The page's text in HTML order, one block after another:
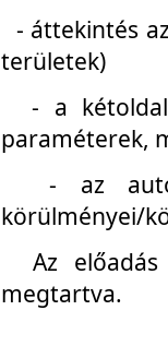
- áttekintés
területek)
- a kétoldali
paraméterek,
- az
körülményei/
Az
megtartva.